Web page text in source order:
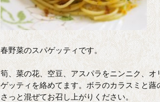
春野菜のスパゲッティです。
筍、菜の花、空豆、アスパラをニンニク、
ゲッティを絡めてます。ボラのカラスミと
さっと混ぜてお召し上がりください。